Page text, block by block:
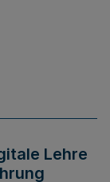
Lehre